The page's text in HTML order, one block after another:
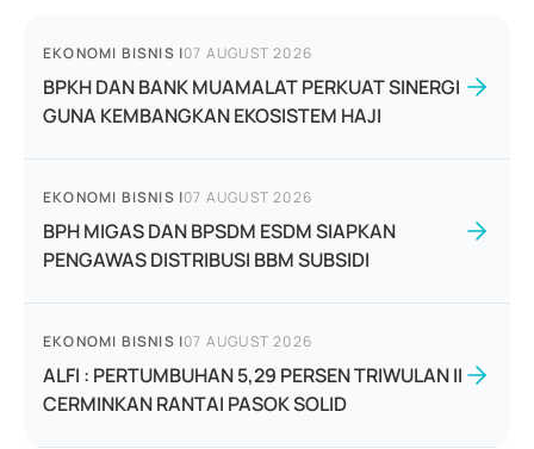
EKONOMI BISNIS |07 AUGUST 2026
BPKH DAN BANK MUAMALAT PERKUAT SINERGI
GUNA KEMBANGKAN EKOSISTEM HAJI
EKONOMI BISNIS |07 AUGUST 2026
BPH MIGAS DAN BPSDM ESDM SIAPKAN
PENGAWAS DISTRIBUSI BBM SUBSIDI
EKONOMI BISNIS |07 AUGUST 2026
ALFI : PERTUMBUHAN 5,29 PERSEN TRIWULAN II
CERMINKAN RANTAI PASOK SOLID